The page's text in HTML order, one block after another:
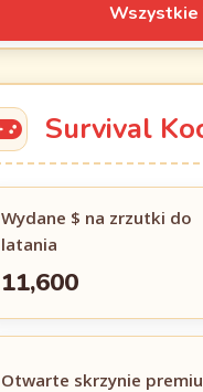
Wszystkie
Survival
Wydane $ na zrzutki do
latania
11,600
Otwarte skrzynie